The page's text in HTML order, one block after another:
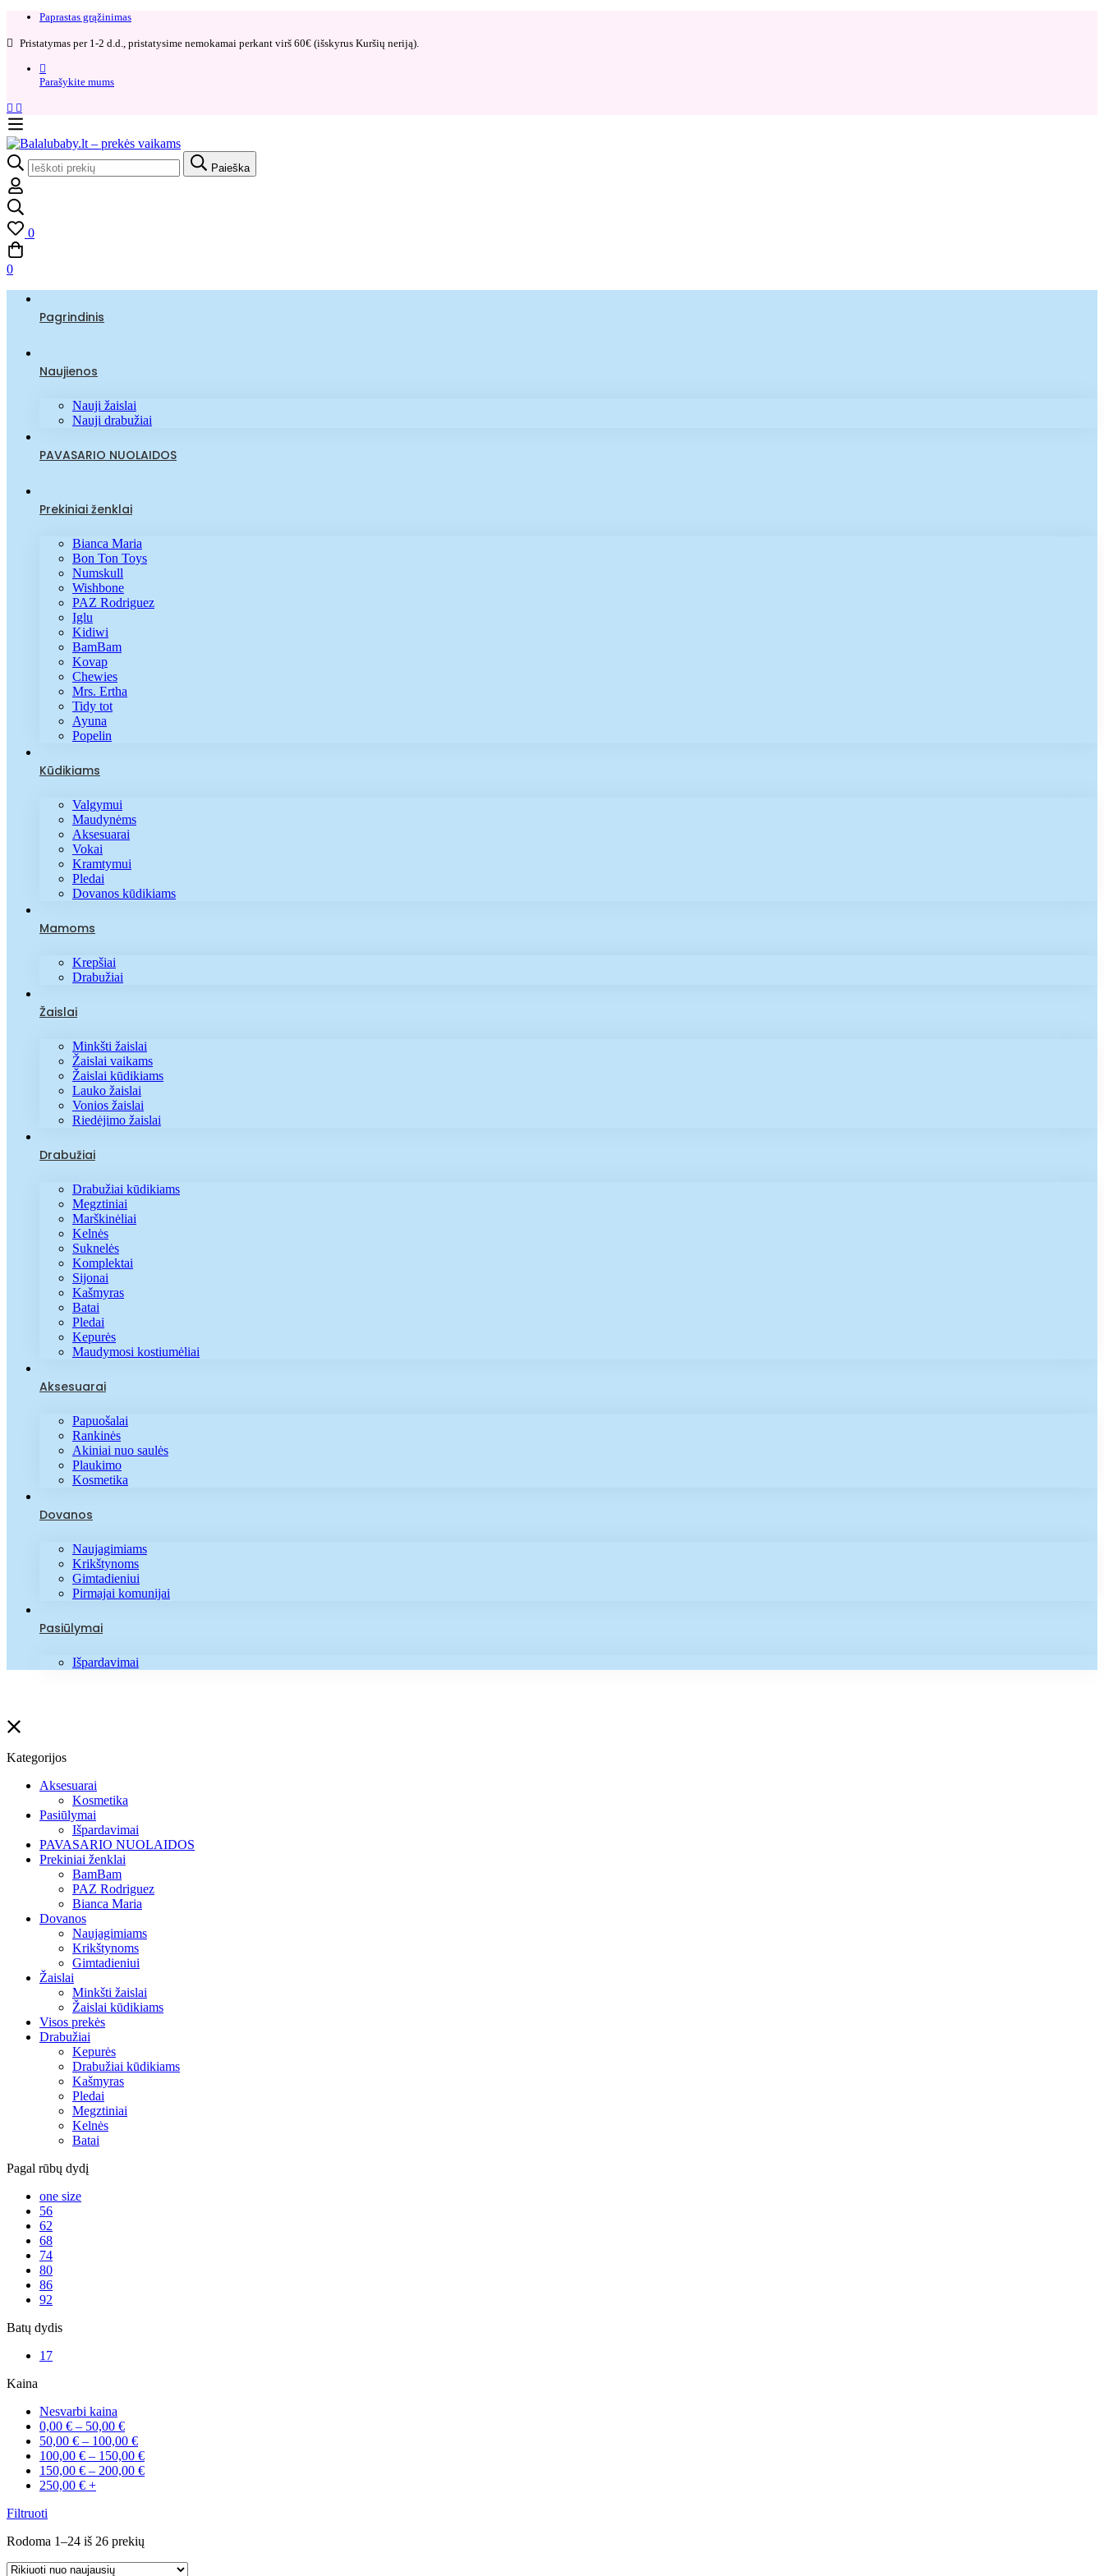
Paprastas grąžinimas​
Pristatymas per 1-2 d.d., pristatysime nemokamai perkant virš 60€ (išskyrus Kuršių neriją).
Parašykite mums
Search
for:
Paieška
0
0
Pagrindinis
Naujienos
Nauji žaislai
Nauji drabužiai
PAVASARIO NUOLAIDOS
Prekiniai ženklai
Bianca Maria
Bon Ton Toys
Numskull
Wishbone
PAZ Rodriguez
Iglu
Kidiwi
BamBam
Kovap
Chewies
Mrs. Ertha
Tidy tot
Ayuna
Popelin
Kūdikiams
Valgymui
Maudynėms
Aksesuarai
Vokai
Kramtymui
Pledai
Dovanos kūdikiams
Mamoms
Krepšiai
Drabužiai
Žaislai
Minkšti žaislai
Žaislai vaikams
Žaislai kūdikiams
Lauko žaislai
Vonios žaislai
Riedėjimo žaislai
Drabužiai
Drabužiai kūdikiams
Megztiniai
Marškinėliai
Kelnės
Suknelės
Komplektai
Sijonai
Kašmyras
Batai
Pledai
Kepurės
Maudymosi kostiumėliai
Aksesuarai
Papuošalai
Rankinės
Akiniai nuo saulės
Plaukimo
Kosmetika
Dovanos
Naujagimiams
Krikštynoms
Gimtadieniui
Pirmajai komunijai
Pasiūlymai
Išpardavimai
Kategorijos
Aksesuarai
Kosmetika
Pasiūlymai
Išpardavimai
PAVASARIO NUOLAIDOS
Prekiniai ženklai
BamBam
PAZ Rodriguez
Bianca Maria
Dovanos
Naujagimiams
Krikštynoms
Gimtadieniui
Žaislai
Minkšti žaislai
Žaislai kūdikiams
Visos prekės
Drabužiai
Kepurės
Drabužiai kūdikiams
Kašmyras
Pledai
Megztiniai
Kelnės
Batai
Pagal rūbų dydį
one size
56
62
68
74
80
86
92
Batų dydis
17
Kaina
Nesvarbi kaina
0,00 € – 50,00 €
50,00 € – 100,00 €
100,00 € – 150,00 €
150,00 € – 200,00 €
250,00 € +
Filtruoti
Rodoma 1–24 iš 26 prekių